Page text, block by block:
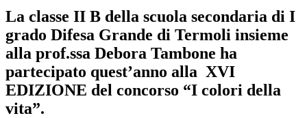
La classe II B della scuola secondaria di I
grado Difesa Grande di Termoli insieme
alla prof.ssa Debora Tambone ha
partecipato quest’anno alla XVI
EDIZIONE del concorso “I colori della
vita”.